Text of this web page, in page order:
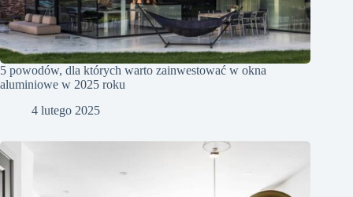
5 powodów, dla których warto zainwestować w okna
aluminiowe w 2025 roku
4 lutego 2025